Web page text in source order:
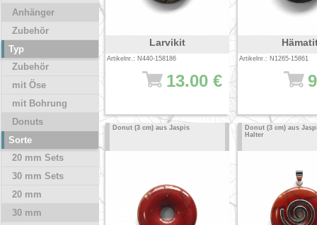
Larvikit
Artikelnr.: N440-158186
13.00 €
Artikelnr.: N1265-15861
Donut (3 cm) aus Jaspis
Donut (3 cm) aus
Halter
Anhänger
Zubehör
Typ
Zubehör
mit Öse
mit Bohrung
Donuts
Sorte
20 mm Sets
30 mm Sets
20 mm
30 mm